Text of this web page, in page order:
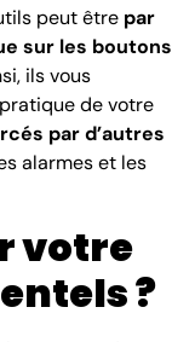
peut être par
sur les boutons
ils vous
de votre
par d’autres
alarmes et les
votre
?